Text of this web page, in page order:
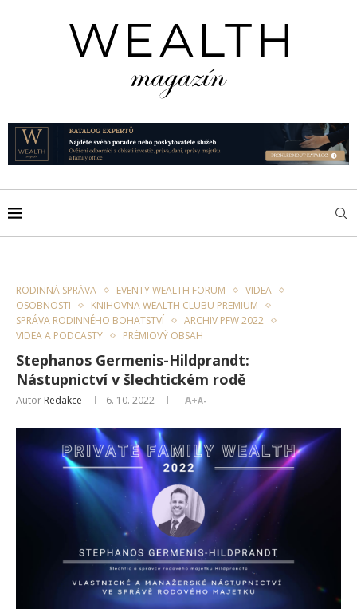
RODINNÁ SPRÁVA EVENTY WEALTH FORUM
VIDEA
OSOBNOSTI
KNIHOVNA WEALTH CLUBU PREMIUM
SPRÁVA RODINNÉHO BOHATSTVÍ
ARCHIV PFW 2022
VIDEA A PODCASTY
PRÉMIOVÝ OBSAH
Stephanos Germenis-Hildprandt:
Nástupnictví v šlechtickém rodě
Autor Redakce 6. 10. 2022 A+A-